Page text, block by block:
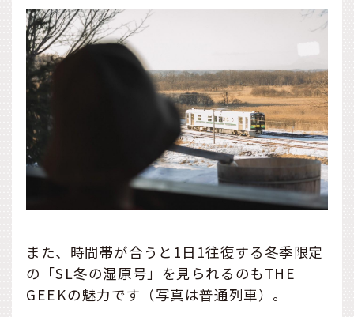
また、時間帯が合うと1日1往復する冬季限定
の「SL冬の湿原号」を見られるのもTHE
GEEKの魅力です（写真は普通列車）。